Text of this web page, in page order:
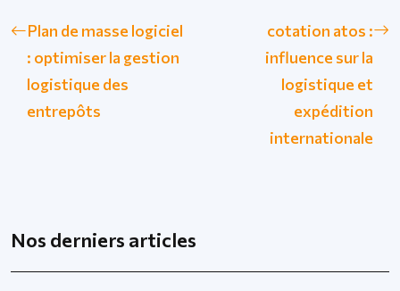
Plan de masse logiciel
: optimiser la gestion
logistique des
entrepôts
cotation atos :
influence sur la
logistique et
expédition
internationale
Nos derniers articles